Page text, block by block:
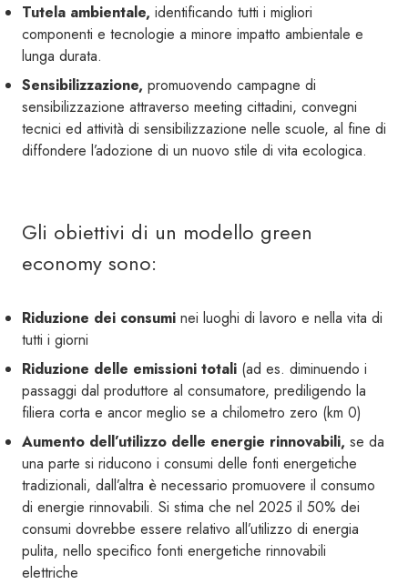
Tutela ambientale, identificando tutti i migliori
componenti e tecnologie a minore impatto ambientale e
lunga durata.
Sensibilizzazione, promuovendo campagne di
sensibilizzazione attraverso meeting cittadini, convegni
tecnici ed attività di sensibilizzazione nelle scuole, al fine di
diffondere l’adozione di un nuovo stile di vita ecologica.
Gli obiettivi di un modello green
economy sono:
Riduzione dei consumi nei luoghi di lavoro e nella vita di
tutti i giorni
Riduzione delle emissioni totali (ad es. diminuendo i
passaggi dal produttore al consumatore, prediligendo la
filiera corta e ancor meglio se a chilometro zero (km 0)
Aumento dell’utilizzo delle energie rinnovabili, se da
una parte si riducono i consumi delle fonti energetiche
tradizionali, dall’altra è necessario promuovere il consumo
di energie rinnovabili. Si stima che nel 2025 il 50% dei
consumi dovrebbe essere relativo all’utilizzo di energia
pulita, nello specifico fonti energetiche rinnovabili
elettriche